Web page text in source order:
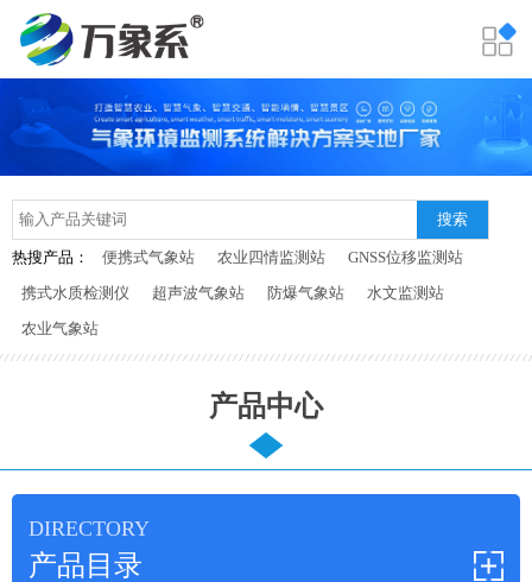
搜索
热搜产品： 便携式气象站 农业四情监测站
GNSS位移监测站
携式水质检测仪
超声波气象站 防爆气象站
水文监测站
农业气象站
产品中心
DIRECTORY
产品目录